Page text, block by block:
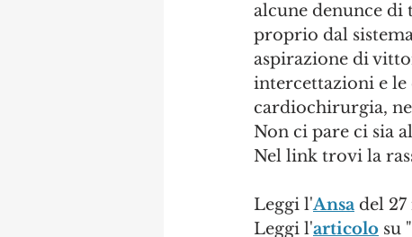
alcune denunce
proprio dal
aspirazione di
intercettazioni e
cardiochirurgia,
Non ci pare ci sia
Nel link trovi la
Leggi l'Ansa del 27
Leggi l'articolo su